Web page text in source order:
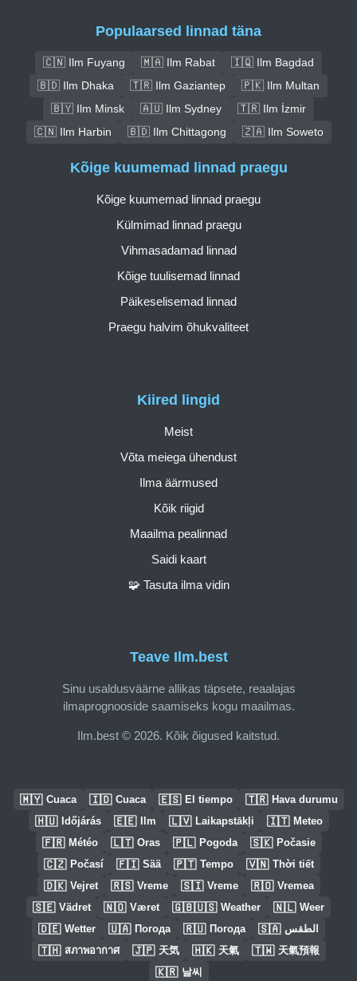
Populaarsed linnad täna
🇨🇳 Ilm Fuyang 🇲🇦 Ilm Rabat
🇮🇶 Ilm Bagdad
🇧🇩 Ilm Dhaka
🇹🇷 Ilm Gaziantep
🇵🇰 Ilm Multan
🇧🇾 Ilm Minsk
🇦🇺 Ilm Sydney
🇹🇷 Ilm İzmir
🇨🇳 Ilm Harbin
🇧🇩 Ilm Chittagong 🇿🇦 Ilm Soweto
Teave Ilm.best
Sinu usaldusväärne allikas täpsete, reaalajas
ilmaprognooside saamiseks kogu maailmas.
Ilm.best © 2026. Kõik õigused kaitstud.
Kiired lingid
Meist
Võta meiega ühendust
Ilma äärmused
Kõik riigid
Maailma pealinnad
Saidi kaart
🧩 Tasuta ilma vidin
Kõige kuumemad linnad praegu
Kõige kuumemad linnad praegu
Külmimad linnad praegu
Vihmasadamad linnad
Kõige tuulisemad linnad
Päikeselisemad linnad
Praegu halvim õhukvaliteet
🇲🇾 Cuaca 🇮🇩 Cuaca 🇪🇸 El tiempo 🇹🇷 Hava durumu
🇭🇺 Időjárás 🇪🇪 Ilm 🇱🇻 Laikapstākļi 🇮🇹 Meteo
🇫🇷 Météo 🇱🇹 Oras 🇵🇱 Pogoda 🇸🇰 Počasie
🇨🇿 Počasí 🇫🇮 Sää 🇵🇹 Tempo 🇻🇳 Thời tiết
🇩🇰 Vejret 🇷🇸 Vreme 🇸🇮 Vreme 🇷🇴 Vremea
🇸🇪 Vädret 🇳🇴 Været 🇬🇧🇺🇸 Weather 🇳🇱 Weer
🇩🇪 Wetter 🇺🇦 Погода 🇷🇺 Погода 🇸🇦 الطقس
🇹🇭 สภาพอากาศ 🇯🇵 天気 🇭🇰 天氣 🇹🇼 天氣預報
🇰🇷 날씨